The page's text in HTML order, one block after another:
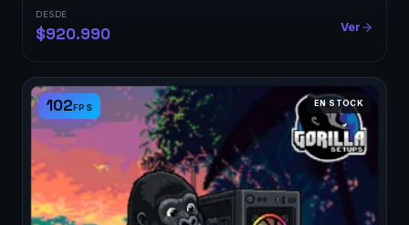
DESDE
$920.990 Ver
102FPS EN STOCK